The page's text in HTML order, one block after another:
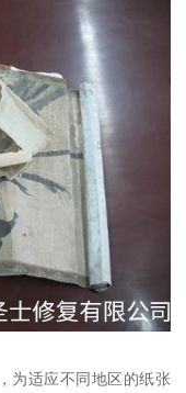
为适应不同地区的纸张